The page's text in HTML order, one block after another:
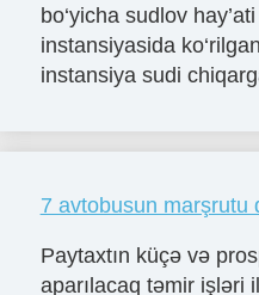
bo‘yicha sudlov
instansiyasida
instansiya sudi
7 avtobusun marşrutu
Paytaxtın küçə və
aparılacaq təmir işləri